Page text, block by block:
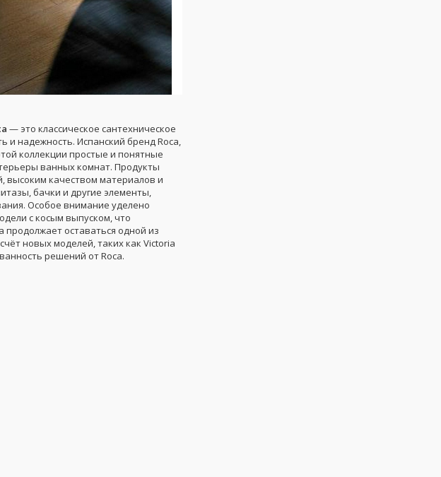
— это классическое сантехническое
надежность. Испанский бренд Roca,
коллекции простые и понятные
ванных комнат. Продукты
высоким качеством материалов и
бачки и другие элементы,
Особое внимание уделено
с косым выпуском, что
продолжает оставаться одной из
новых моделей, таких как Victoria
решений от Roca.